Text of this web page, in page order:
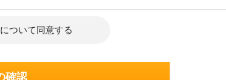
について同意する